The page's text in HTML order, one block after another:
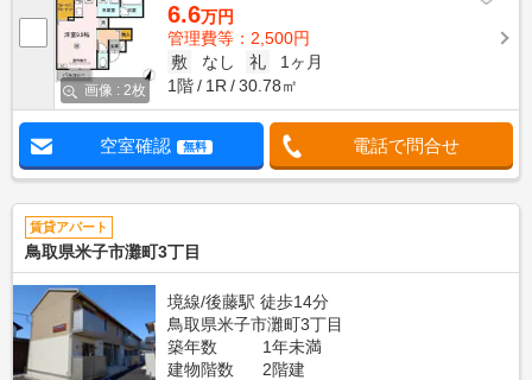
画像 : 2枚
6.6万円
管理費等：2,500円
敷
なし 礼
1ヶ月
1階
1R 30.78㎡
空室確認 無料 電話で問合せ
賃貸アパート
鳥取県米子市灘町3丁目
境線/後藤駅 徒歩14分
鳥取県米子市灘町3丁目
築年数
1年未満
建物階数
2階建